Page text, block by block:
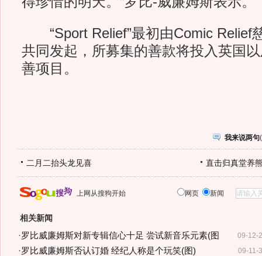
“Sport Relief”最初由Comic Relief
共同发起，所募集的善款将投入英国
善项目。
我来说两句(
二月二抬头龙见喜 直击归真堂养
上网从搜狗开始 网页 新闻
相关新闻
09-12-
·罗比威廉姆斯对新专辑信心十足 尝试新音乐元素(图
09-11-
·罗比威廉姆斯否认订婚 经纪人称是个玩笑(图)